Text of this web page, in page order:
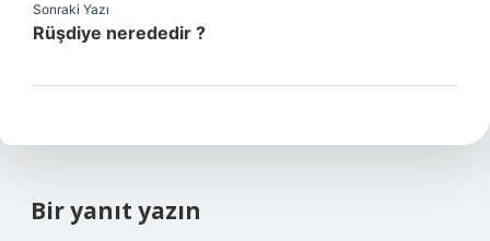
Sonraki Yazı
Rüşdiye nerededir ?
Bir yanıt yazın